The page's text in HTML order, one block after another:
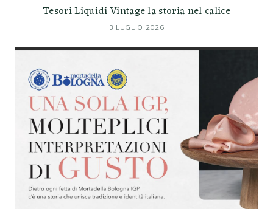
Tesori Liquidi Vintage la storia nel calice
3 LUGLIO 2026